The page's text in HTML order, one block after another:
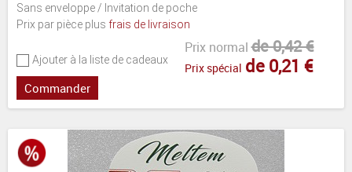
Sans enveloppe / Invitation de poche
Prix par pièce plus frais de livraison
Ajouter à la liste de cadeaux
Prix normal de 0,42 €
Prix spécial de 0,21 €
Commander